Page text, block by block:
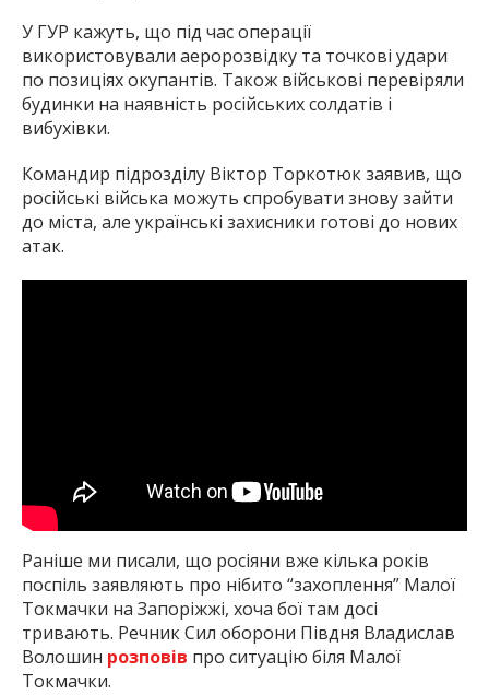
У ГУР кажуть, що під час операції
використовували аеророзвідку та точкові удари
по позиціях окупантів. Також військові перевіряли
будинки на наявність російських солдатів і
вибухівки.
Командир підрозділу Віктор Торкотюк заявив, що
російські війська можуть спробувати знову зайти
до міста, але українські захисники готові до нових
атак.
Раніше ми писали, що росіяни вже кілька років
поспіль заявляють про нібито “захоплення” Малої
Токмачки на Запоріжжі, хоча бої там досі
тривають. Речник Сил оборони Півдня Владислав
Волошин розповів про ситуацію біля Малої
Токмачки.